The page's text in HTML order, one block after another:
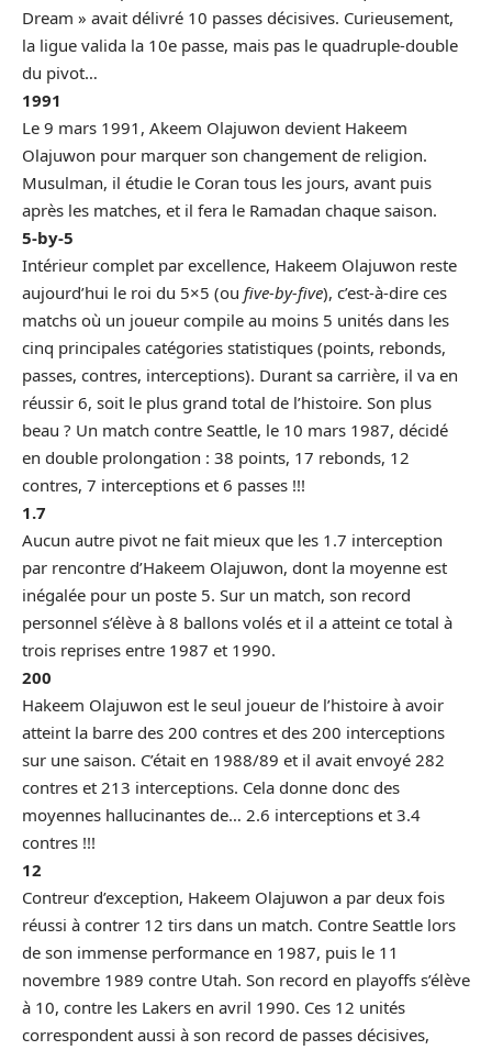
Dream » avait délivré 10 passes décisives. Curieusement,
la ligue valida la 10e passe, mais pas le quadruple-double
du pivot…
1991
Le 9 mars 1991, Akeem Olajuwon devient Hakeem
Olajuwon pour marquer son changement de religion.
Musulman, il étudie le Coran tous les jours, avant puis
après les matches, et il fera le Ramadan chaque saison.
5-by-5
Intérieur complet par excellence, Hakeem Olajuwon reste
aujourd’hui le roi du 5×5 (ou five-by-five), c’est-à-dire ces
matchs où un joueur compile au moins 5 unités dans les
cinq principales catégories statistiques (points, rebonds,
passes, contres, interceptions). Durant sa carrière, il va en
réussir 6, soit le plus grand total de l’histoire. Son plus
beau ? Un match contre Seattle, le 10 mars 1987, décidé
en double prolongation : 38 points, 17 rebonds, 12
contres, 7 interceptions et 6 passes !!!
1.7
Aucun autre pivot ne fait mieux que les 1.7 interception
par rencontre d’Hakeem Olajuwon, dont la moyenne est
inégalée pour un poste 5. Sur un match, son record
personnel s’élève à 8 ballons volés et il a atteint ce total à
trois reprises entre 1987 et 1990.
200
Hakeem Olajuwon est le seul joueur de l’histoire à avoir
atteint la barre des 200 contres et des 200 interceptions
sur une saison. C’était en 1988/89 et il avait envoyé 282
contres et 213 interceptions. Cela donne donc des
moyennes hallucinantes de… 2.6 interceptions et 3.4
contres !!!
12
Contreur d’exception, Hakeem Olajuwon a par deux fois
réussi à contrer 12 tirs dans un match. Contre Seattle lors
de son immense performance en 1987, puis le 11
novembre 1989 contre Utah. Son record en playoffs s’élève
à 10, contre les Lakers en avril 1990. Ces 12 unités
correspondent aussi à son record de passes décisives,